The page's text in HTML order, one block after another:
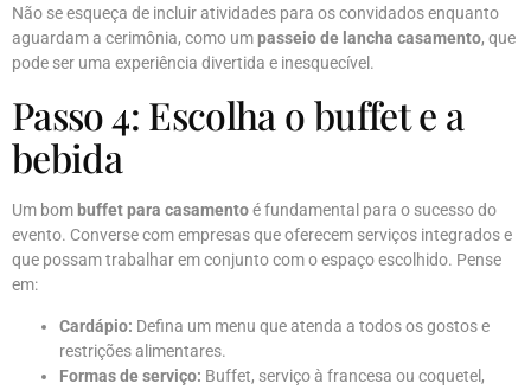
Não se esqueça de incluir atividades para os convidados enquanto
aguardam a cerimônia, como umpasseio de lancha casamento, que
pode ser uma experiência divertida e inesquecível.
Passo 4: Escolha o buffet e a
bebida
Um bom buffet para casamentoé fundamental para o sucesso do
evento. Converse com empresas que oferecem serviços integrados e
que possam trabalhar em conjunto com o espaço escolhido. Pense
em:
Cardápio: Defina um menu que atenda a todos os gostos e
restrições alimentares.
Formas de serviço: Buffet, serviço à francesa ou coquetel,